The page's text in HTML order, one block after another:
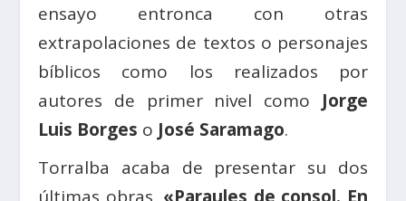
ensayo entronca con otras
extrapolaciones de textos o personajes
bíblicos como los realizados por
autores de primer nivel como Jorge
Luis Borges o José Saramago.
Torralba acaba de presentar su dos
últimas obras, «Paraules de consol. En